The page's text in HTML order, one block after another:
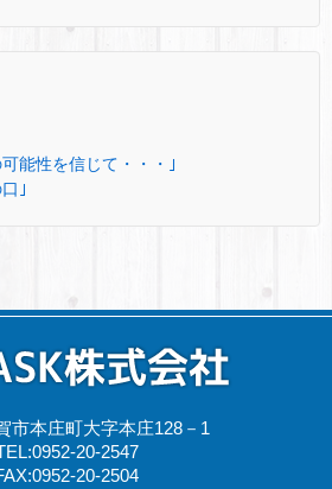
能性を信じて・・・｣
｣
市本庄町大字本庄128－1
20-2547
20-2504